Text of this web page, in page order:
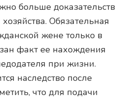
больше доказательств
Обязательная
жене только в
факт ее нахождения
при жизни.
наследство после
что для подачи